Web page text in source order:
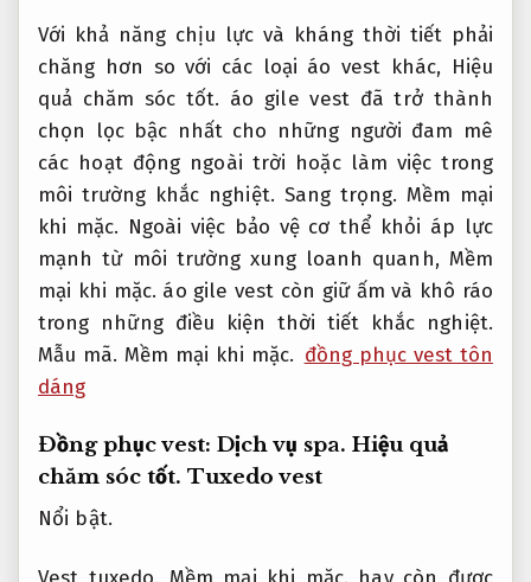
Với khả năng chịu lực và kháng thời tiết phải
chăng hơn so với các loại áo vest khác, Hiệu
quả chăm sóc tốt. áo gile vest đã trở thành
chọn lọc bậc nhất cho những người đam mê
các hoạt động ngoài trời hoặc làm việc trong
môi trường khắc nghiệt. Sang trọng. Mềm mại
khi mặc. Ngoài việc bảo vệ cơ thể khỏi áp lực
mạnh từ môi trường xung loanh quanh, Mềm
mại khi mặc. áo gile vest còn giữ ấm và khô ráo
trong những điều kiện thời tiết khắc nghiệt.
Mẫu mã. Mềm mại khi mặc. đồng phục vest tôn
dáng
Đồng phục vest: Dịch vụ spa. Hiệu quả
chăm sóc tốt. Tuxedo vest
Nổi bật.